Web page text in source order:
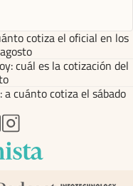
cotiza el oficial en los
cuál es la cotización del
a cuánto cotiza el sábado
pestañapestaña
en nueva pestaña
abre en nueva pestaña
abre en nueva pestaña